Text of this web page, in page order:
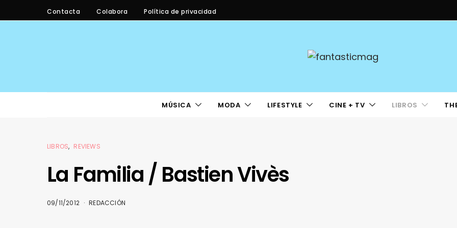
Contacta Colabora Política de privacidad
MÚSICA MODA LIFESTYLE CINE + TV LIBROS
LIBROS REVIEWS
La Familia / Bastien Vivès
09/11/2012 REDACCIÓN